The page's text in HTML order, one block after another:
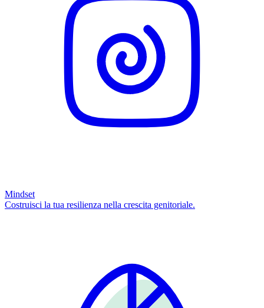
Mindset
Costruisci la tua resilienza nella crescita genitoriale.